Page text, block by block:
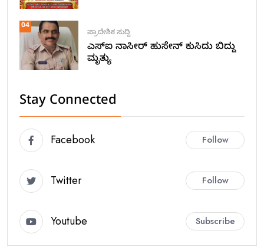
04
ಪ್ರಾದೇಶಿಕ ಸುದ್ದಿ
ಎಸ್ಐ ನಾಸೀರ್ ಹುಸೇನ್ ಕುಸಿದು ಬಿದ್ದು
ಮೃತ್ಯು
Stay Connected
Facebook Follow
Twitter Follow
Youtube Subscribe